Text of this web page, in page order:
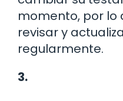
momento, por lo
revisar y
regularmente.
3.